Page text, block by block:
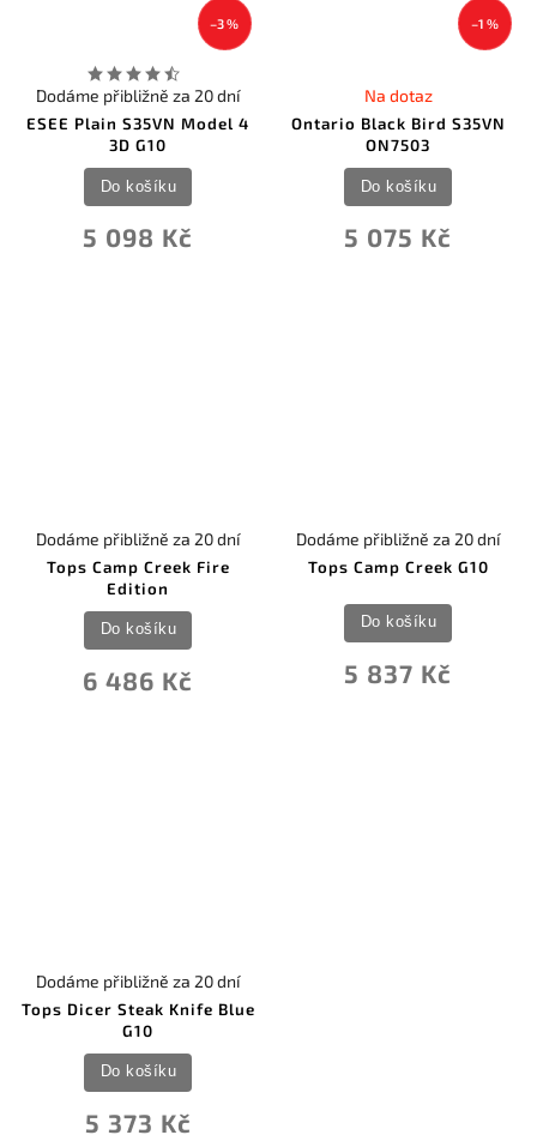
–3 %
ESEE Plain S35VN Model 4
3D G10
Dodáme přibližně za 20 dní
5 098 Kč
Do košíku
–1 %
Ontario Black Bird S35VN
ON7503
Na dotaz
5 075 Kč
Do košíku
Tops Camp Creek Fire
Edition
Dodáme přibližně za 20 dní
6 486 Kč
Do košíku
Tops Camp Creek G10
Dodáme přibližně za 20 dní
5 837 Kč
Do košíku
Tops Dicer Steak Knife Blue
G10
Dodáme přibližně za 20 dní
5 373 Kč
Do košíku